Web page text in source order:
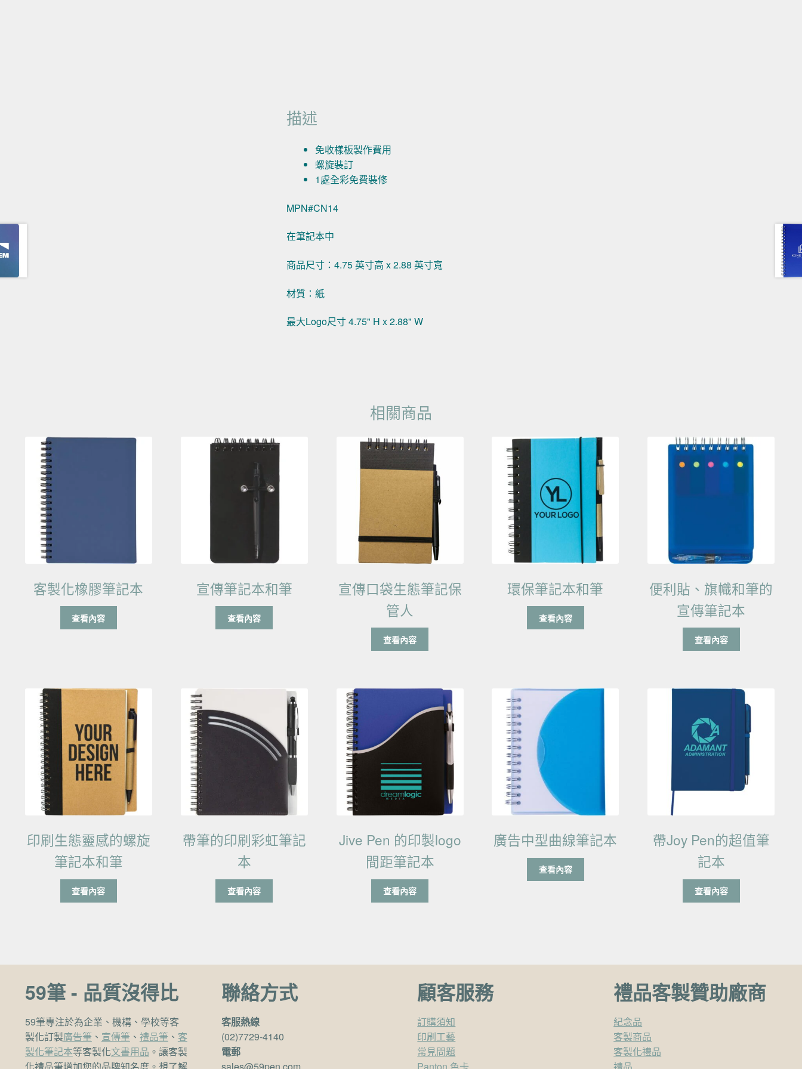
描述
免收樣板製作費用
螺旋裝訂
1處全彩免費裝修
MPN#CN14
在筆記本中
商品尺寸：4.75 英寸高 x 2.88 英寸寬
材質：紙
最大Logo尺寸 4.75" H x 2.88" W
相關商品
客製化橡膠筆記本
查看內容
宣傳筆記本和筆
查看內容
宣傳口袋生態筆記保
管人
查看內容
環保筆記本和筆
查看內容
便利貼、旗幟和筆的
宣傳筆記本
查看內容
印刷生態靈感的螺旋
筆記本和筆
查看內容
帶筆的印刷彩虹筆記
本
查看內容
Jive Pen 的印製logo
間距筆記本
查看內容
廣告中型曲線筆記本
查看內容
帶Joy Pen的超值筆
記本
查看內容
59筆 - 品質沒得比
59筆專注於為企業、機構、學校等客
製化訂製廣告筆、 宣傳筆、 禮品筆、 客
製化筆記本等客製化文書用品 。讓客製
化禮品筆增加您的品牌知名度。想了解
聯絡方式
客服熱線
(02)7729-4140
電郵
sales@59pen.com
顧客服務
訂購須知
印刷工藝
常見問題
Panton 色卡
禮品客製贊助廠商
紀念品
客製商品
客製化禮品
禮品